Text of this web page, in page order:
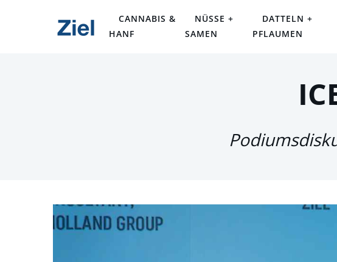
CANNABIS &
HANF
NÜSSE +
SAMEN
DATTELN +
PFLAUMEN